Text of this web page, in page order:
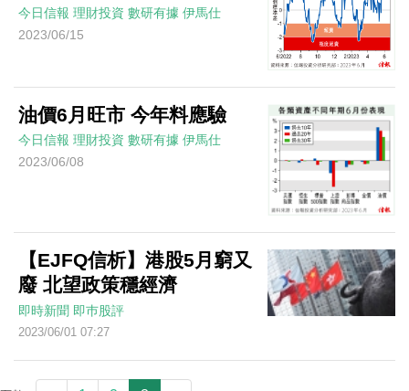
今日信報 理財投資 數研有據 伊馬仕
2023/06/15
油價6月旺市 今年料應驗
今日信報 理財投資 數研有據 伊馬仕
2023/06/08
【EJFQ信析】港股5月窮又
廢 北望政策穩經濟
即時新聞 即巿股評
2023/06/01 07:27